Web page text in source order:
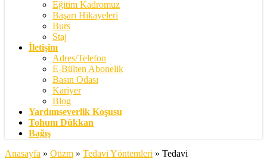
Eğitim Kadromuz
Başarı Hikayeleri
Burs
Staj
İletişim
Adres/Telefon
E-Bülten Abonelik
Basın Odası
Kariyer
Blog
Yardımseverlik Koşusu
Tohum Dükkan
Bağış
Anasayfa » Otizm » Tedavi Yöntemleri » Tedavi